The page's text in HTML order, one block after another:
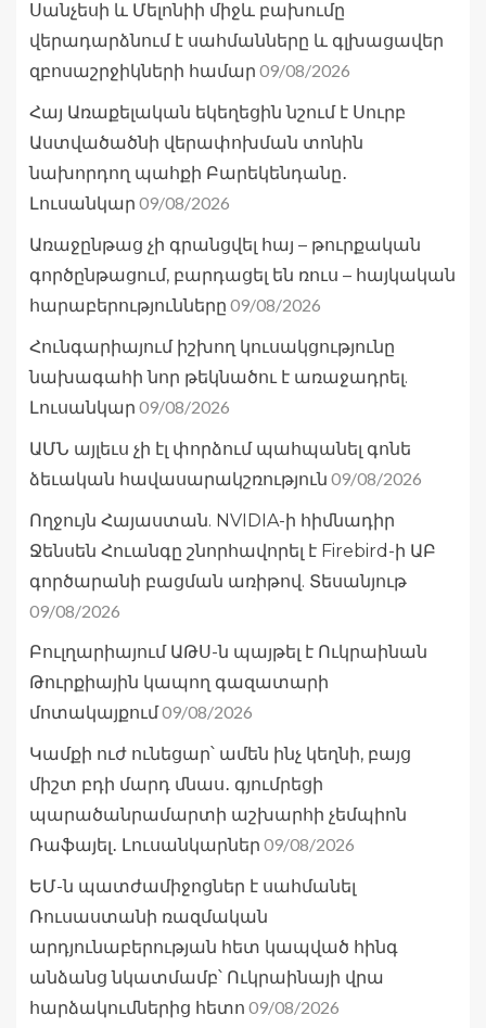
Սանչեսի և Մելոնիի միջև բախումը
վերադարձնում է սահմանները և գլխացավեր
զբոսաշրջիկների համար 09/08/2026
Հայ Առաքելական եկեղեցին նշում է Սուրբ
Աստվածածնի վերափոխման տոնին
նախորդող պահքի Բարեկենդանը․
Լուսանկար 09/08/2026
Առաջընթաց չի գրանցվել հայ – թուրքական
գործընթացում, բարդացել են ռուս – հայկական
հարաբերությունները 09/08/2026
Հունգարիայում իշխող կուսակցությունը
նախագահի նոր թեկնածու է առաջադրել.
Լուսանկար 09/08/2026
ԱՄՆ այլեւս չի էլ փորձում պահպանել գոնե
ձեւական հավասարակշռություն 09/08/2026
Ողջույն Հայաստան. NVIDIA-ի հիմնադիր
Ջենսեն Հուանգը շնորհավորել է Firebird-ի ԱԲ
գործարանի բացման առիթով. Տեսանյութ
09/08/2026
Բուլղարիայում ԱԹՍ-ն պայթել է Ուկրաինան
Թուրքիային կապող գազատարի
մոտակայքում09/08/2026
Կամքի ուժ ունեցար՝ ամեն ինչ կեղնի, բայց
միշտ բդի մարդ մնաս․ գյումրեցի
պարածանրամարտի աշխարհի չեմպիոն
Ռաֆայել․ Լուսանկարներ 09/08/2026
ԵՄ-ն պատժամիջոցներ է սահմանել
Ռուսաստանի ռազմական
արդյունաբերության հետ կապված հինգ
անձանց նկատմամբ՝ Ուկրաինայի վրա
հարձակումներից հետո 09/08/2026